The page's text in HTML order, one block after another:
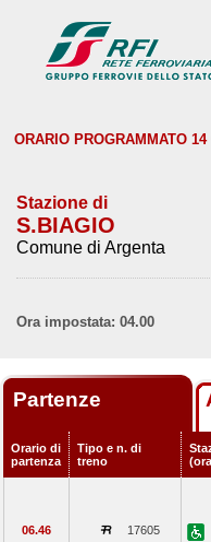
ORARIO PROGRAMMATO
Stazione di
S.BIAGIO
Comune di Argenta
Ora impostata: 04.00
Partenze
Orario di
partenza
Tipo e n. di
treno
06.46 17605